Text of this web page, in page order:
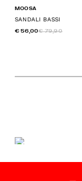
MOOSA
SANDALI BASSI
€ 56,00€ 79,90